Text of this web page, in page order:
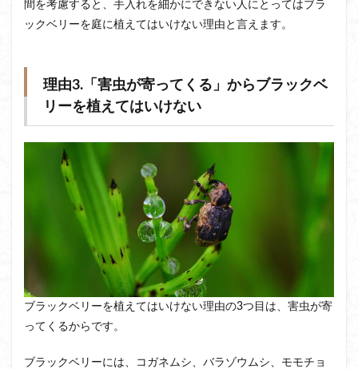
間を考慮すると、手入れを細かにできない人にとってはブラ
ックベリーを庭に植えてはいけない理由と言えます。
理由3.「害虫が寄ってくる」からブラックベ
リーを植えてはいけない
ブラックベリーを植えてはいけない理由の3つ目は、害虫が寄
ってくるからです。
ブラックベリーには、コガネムシ、バラゾウムシ、モモチョ